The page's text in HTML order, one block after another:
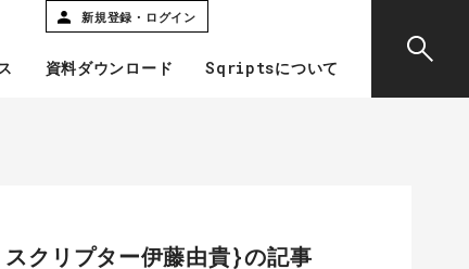
新規登録・ログイン
資料ダウンロード Sqriptsについて
クリプター伊藤由貴}の記事